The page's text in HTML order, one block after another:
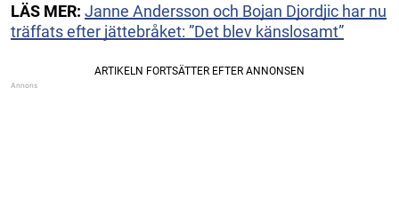
LÄS MER: Janne Andersson och Bojan Djordjic har nu
träffats efter jättebråket: ”Det blev känslosamt”